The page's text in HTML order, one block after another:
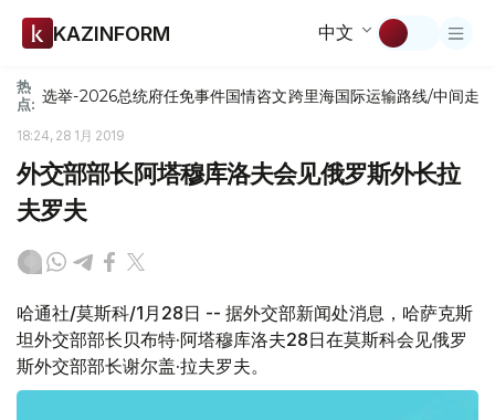
KAZINFORM 中文
热
点: 选举-2026总统府任免事件国情咨文跨里海国际运输路线/中间走廊
18:24, 28 1月 2019
外交部部长阿塔穆库洛夫会见俄罗斯外长拉
夫罗夫
哈通社/莫斯科/1月28日 -- 据外交部新闻处消息，哈萨克斯
坦外交部部长贝布特·阿塔穆库洛夫28日在莫斯科会见俄罗
斯外交部部长谢尔盖·拉夫罗夫。